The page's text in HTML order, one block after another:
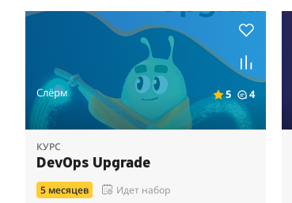
Слёрм 5 4
КУРС
DevOps Upgrade
5 месяцев Идет набор